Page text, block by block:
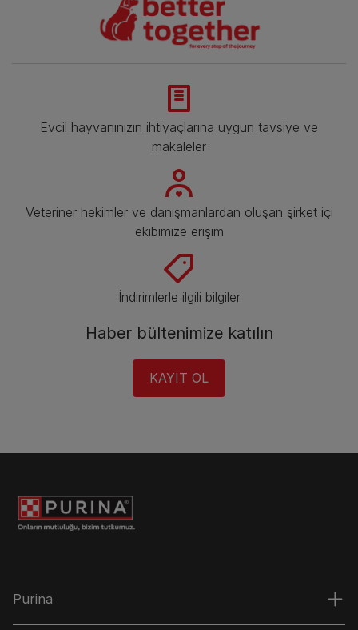
Evcil hayvanınızın ihtiyaçlarına uygun tavsiye ve
makaleler
Veteriner hekimler ve danışmanlardan oluşan şirket içi
ekibimize erişim
İndirimlerle ilgili bilgiler​
Haber bültenimize katılın​
KAYIT OL​
Purina